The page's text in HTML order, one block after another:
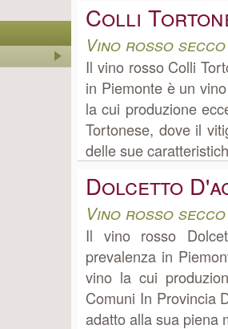
Colli
Vino rosso secco
Il vino rosso Colli
in Piemonte è un
la cui produzione
Tortonese, dove il
delle sue
Dolcetto
Vino rosso secco
Il vino rosso
prevalenza in
vino la cui
Comuni In Provincia
adatto alla sua piena